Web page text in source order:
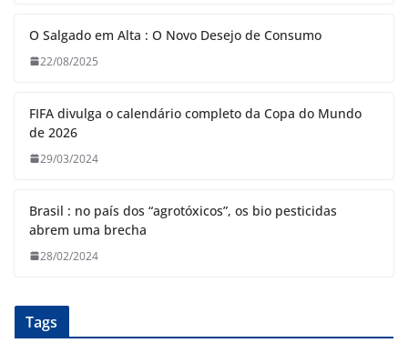
O Salgado em Alta : O Novo Desejo de Consumo
22/08/2025
FIFA divulga o calendário completo da Copa do Mundo
de 2026
29/03/2024
Brasil : no país dos “agrotóxicos”, os bio pesticidas
abrem uma brecha
28/02/2024
Tags